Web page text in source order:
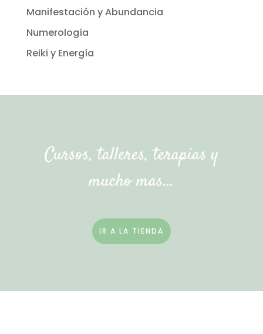
Manifestación y Abundancia
Numerología
Reiki y Energía
Cursos, talleres, terapias y
mucho mas…
IR A LA TIENDA